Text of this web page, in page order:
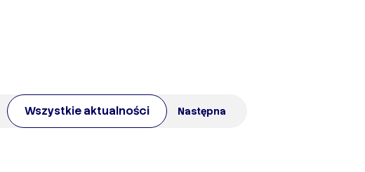
Wszystkie aktualności Następna